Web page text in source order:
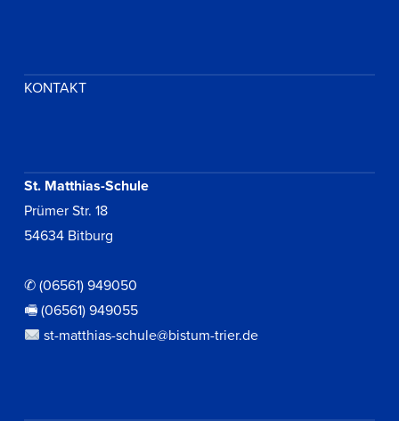
KONTAKT
St. Matthias-Schule
Prümer Str. 18
54634 Bitburg
✆ (06561) 949050
🖷 (06561) 949055
st-matthias-schule@bistum-trier.de